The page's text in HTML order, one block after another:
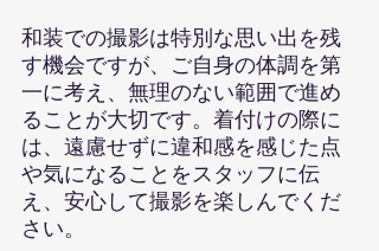
和装での撮影は特別な思い出を残
す機会ですが、ご自身の体調を第
一に考え、無理のない範囲で進め
ることが大切です。着付けの際に
は、遠慮せずに違和感を感じた点
や気になることをスタッフに伝
え、安心して撮影を楽しんでくだ
さい。